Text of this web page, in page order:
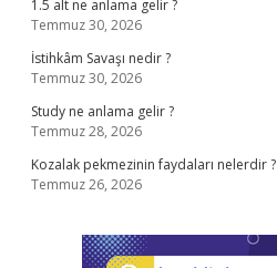
1.5 alt ne anlama gelir ?
Temmuz 30, 2026
İstihkâm Savaşı nedir ?
Temmuz 30, 2026
Study ne anlama gelir ?
Temmuz 28, 2026
Kozalak pekmezinin faydaları nelerdir ?
Temmuz 26, 2026